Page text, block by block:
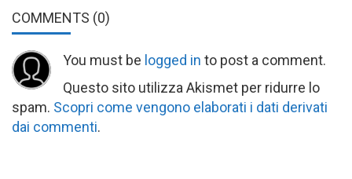
COMMENTS (0)
You must be logged in to post a comment.
Questo sito utilizza Akismet per ridurre lo
spam. Scopri come vengono elaborati i dati derivati
dai commenti.